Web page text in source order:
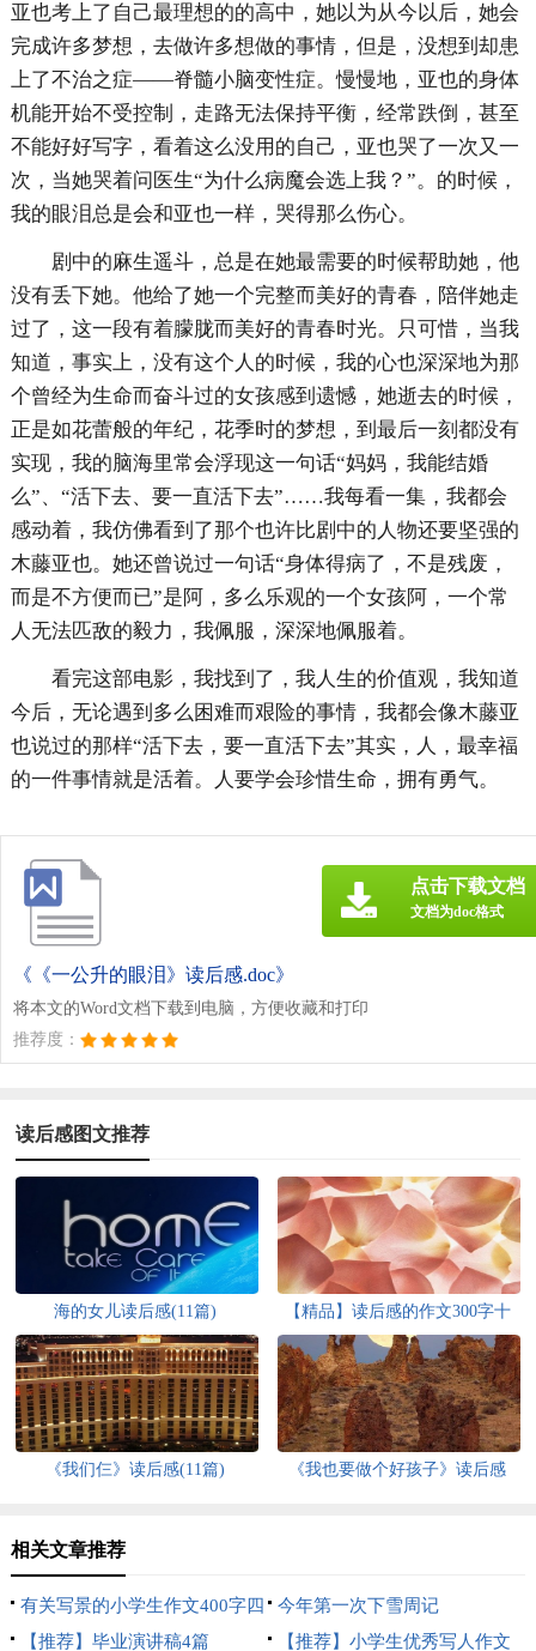
亚也考上了自己最理想的的高中，她以为从今以后，她会
完成许多梦想，去做许多想做的事情，但是，没想到却患
上了不治之症——脊髓小脑变性症。慢慢地，亚也的身体
机能开始不受控制，走路无法保持平衡，经常跌倒，甚至
不能好好写字，看着这么没用的自己，亚也哭了一次又一
次，当她哭着问医生“为什么病魔会选上我？”。的时候，
我的眼泪总是会和亚也一样，哭得那么伤心。
剧中的麻生遥斗，总是在她最需要的时候帮助她，他
没有丢下她。他给了她一个完整而美好的青春，陪伴她走
过了，这一段有着朦胧而美好的青春时光。只可惜，当我
知道，事实上，没有这个人的时候，我的心也深深地为那
个曾经为生命而奋斗过的女孩感到遗憾，她逝去的时候，
正是如花蕾般的年纪，花季时的梦想，到最后一刻都没有
实现，我的脑海里常会浮现这一句话“妈妈，我能结婚
么”、“活下去、要一直活下去”……我每看一集，我都会
感动着，我仿佛看到了那个也许比剧中的人物还要坚强的
木藤亚也。她还曾说过一句话“身体得病了，不是残废，
而是不方便而已”是阿，多么乐观的一个女孩阿，一个常
人无法匹敌的毅力，我佩服，深深地佩服着。
看完这部电影，我找到了，我人生的价值观，我知道
今后，无论遇到多么困难而艰险的事情，我都会像木藤亚
也说过的那样“活下去，要一直活下去”其实，人，最幸福
的一件事情就是活着。人要学会珍惜生命，拥有勇气。
《《一公升的眼泪》读后感.doc》
将本文的Word文档下载到电脑，方便收藏和打印
推荐度：
点击下载文档
文档为doc格式
读后感图文推荐
海的女儿读后感(11篇)
【精品】读后感的作文300字十
篇
《我们仨》读后感(11篇) 《我也要做个好孩子》读后感
相关文章推荐
有关写景的小学生作文400字四
篇
今年第一次下雪周记
【推荐】毕业演讲稿4篇
【推荐】小学生优秀写人作文